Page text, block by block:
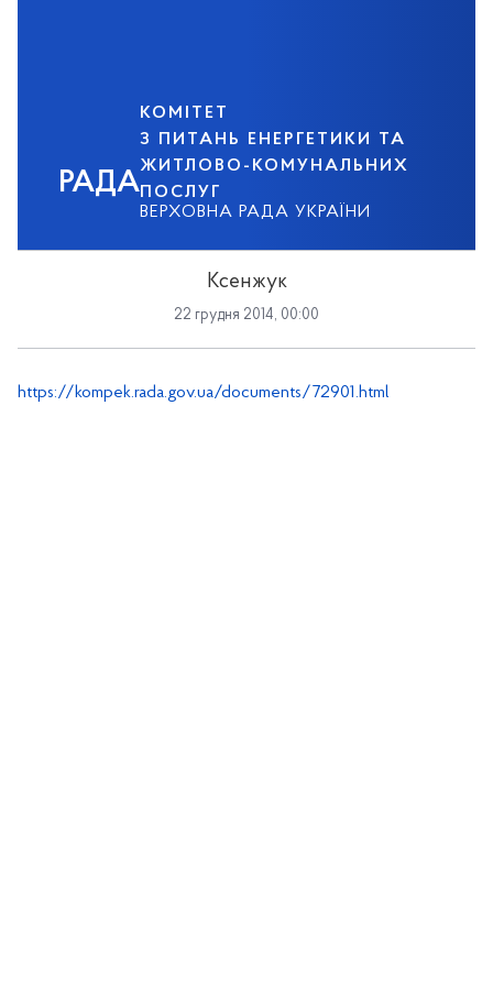
РАДА
КОМІТЕТ
З ПИТАНЬ ЕНЕРГЕТИКИ ТА
ЖИТЛОВО-КОМУНАЛЬНИХ
ПОСЛУГ
ВЕРХОВНА РАДА УКРАЇНИ
Ксенжук
22 грудня 2014, 00:00
https://kompek.rada.gov.ua/documents/72901.html